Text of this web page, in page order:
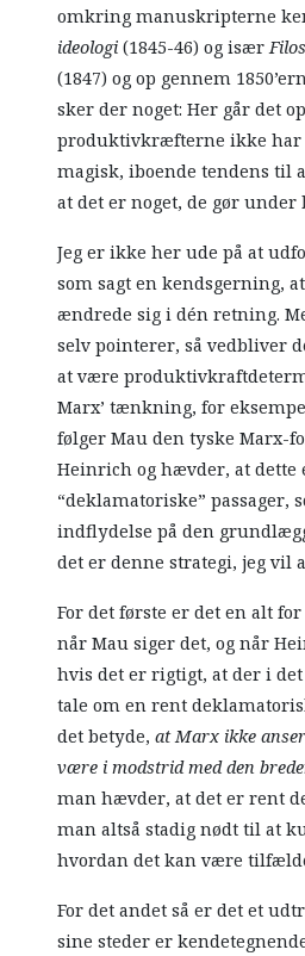
omkring manuskripterne
ideologi(1845-46) og især
(1847) og op gennem
sker der noget: Her går det
produktivkræfterne ikke har
magisk, iboende tendens til
at det er noget, de gør under
Jeg er ikke her ude på at
som sagt en kendsgerning,
ændrede sig i dén retning.
selv pointerer, så vedbliver
at være
Marx’ tænkning, for
følger Mau den tyske Marx-
Heinrich og hævder, at dette
“deklamatoriske” passager,
indflydelse på den
det er denne strategi, jeg vil
For det første er det en alt
når Mau siger det, og når
hvis det er rigtigt, at der i
tale om en rent
det betyde,at Marx ikke
være i modstrid med den
man hævder, at det er rent
man altså stadig nødt til at
hvordan det kan være
For det andet så er det et
sine steder er